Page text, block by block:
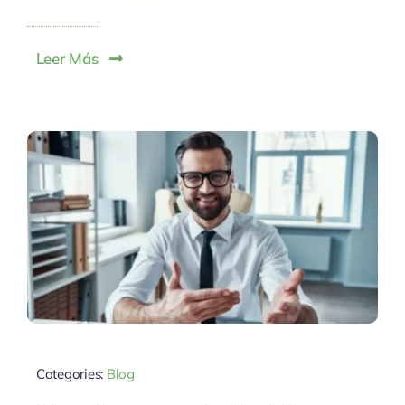
Leer Más
Categories: Blog